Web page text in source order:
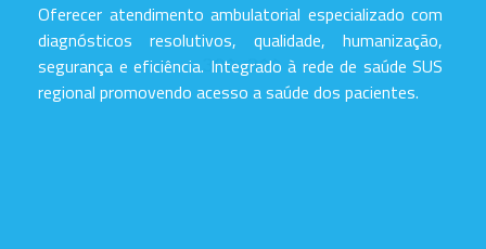
Oferecer atendimento ambulatorial especializado com
diagnósticos resolutivos, qualidade, humanização,
segurança e eficiência. Integrado à rede de saúde SUS
regional promovendo acesso a saúde dos pacientes.